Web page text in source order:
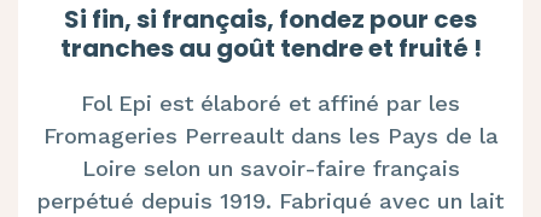
Si fin, si français, fondez pour ces
tranches au goût tendre et fruité !
Fol Epi est élaboré et affiné par les
Fromageries Perreault dans les Pays de la
Loire selon un savoir-faire français
perpétué depuis 1919. Fabriqué avec un lait